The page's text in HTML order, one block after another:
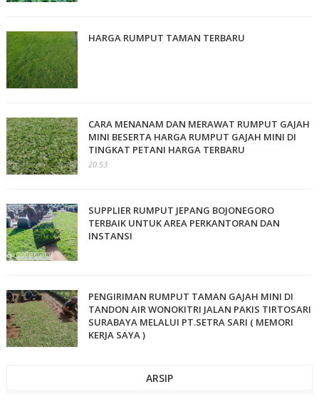
HARGA RUMPUT TAMAN TERBARU
CARA MENANAM DAN MERAWAT RUMPUT GAJAH
MINI BESERTA HARGA RUMPUT GAJAH MINI DI
TINGKAT PETANI HARGA TERBARU
20.53
SUPPLIER RUMPUT JEPANG BOJONEGORO
TERBAIK UNTUK AREA PERKANTORAN DAN
INSTANSI
PENGIRIMAN RUMPUT TAMAN GAJAH MINI DI
TANDON AIR WONOKITRI JALAN PAKIS TIRTOSARI
SURABAYA MELALUI PT.SETRA SARI ( MEMORI
KERJA SAYA )
ARSIP